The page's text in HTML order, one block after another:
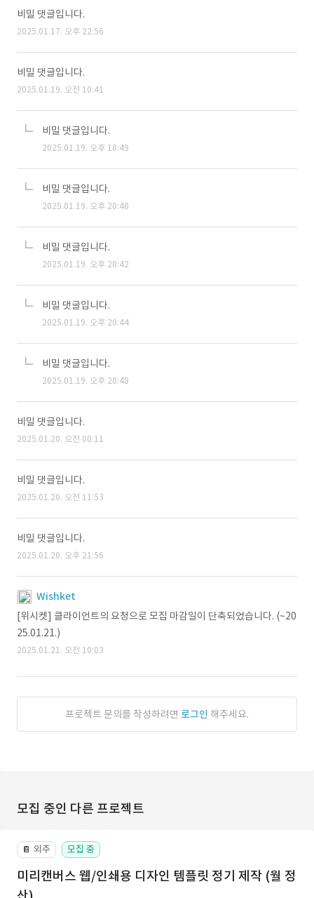
비밀 댓글입니다.
2025.01.17. 오후 22:56
비밀 댓글입니다.
2025.01.19. 오전 10:41
비밀 댓글입니다.
2025.01.19. 오후 18:49
비밀 댓글입니다.
2025.01.19. 오후 20:40
비밀 댓글입니다.
2025.01.19. 오후 20:42
비밀 댓글입니다.
2025.01.19. 오후 20:44
비밀 댓글입니다.
2025.01.19. 오후 20:48
비밀 댓글입니다.
2025.01.20. 오전 00:11
비밀 댓글입니다.
2025.01.20. 오전 11:53
비밀 댓글입니다.
2025.01.20. 오후 21:56
Wishket
[위시켓] 클라이언트의 요청으로 모집 마감일이 단축되었습니다. (~20
25.01.21.)
2025.01.21. 오전 10:03
프로젝트 문의를 작성하려면 로그인 해주세요.
모집 중인 다른 프로젝트
📔 외주 모집 중
미리캔버스 웹/인쇄용 디자인 템플릿 정기 제작 (월 정